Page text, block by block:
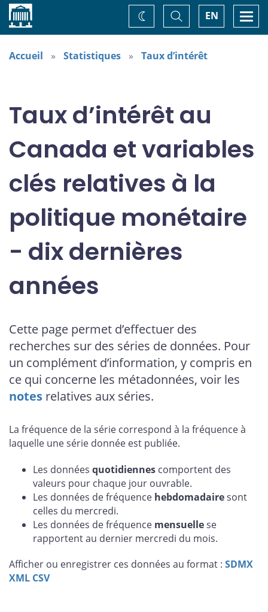
Accueil EN
Basculer
la
recherche
Changez
de
thème
Accueil Statistiques Taux d’intérêt
Taux d’intérêt au
Canada et variables
clés relatives à la
politique monétaire
- dix dernières
années
Cette page permet d’effectuer des
recherches sur des séries de données. Pour
un complément d’information, y compris en
ce qui concerne les métadonnées, voir les
notes relatives aux séries.
La fréquence de la série correspond à la fréquence à
laquelle une série donnée est publiée.
Les données quotidiennes comportent des
valeurs pour chaque jour ouvrable.
Les données de fréquence hebdomadairesont
celles du mercredi.
Les données de fréquence mensuellese
rapportent au dernier mercredi du mois.
Afficher ou enregistrer ces données au format : SDMX
XML CSV